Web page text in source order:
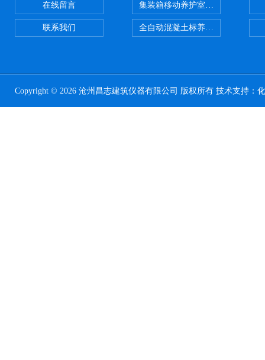
在线留言
联系我们
集装箱移动养护室 标养室
全自动混凝土标养室恒温恒湿设备
Copyright © 2026 沧州昌志建筑仪器有限公司 版权所有 技术支持：